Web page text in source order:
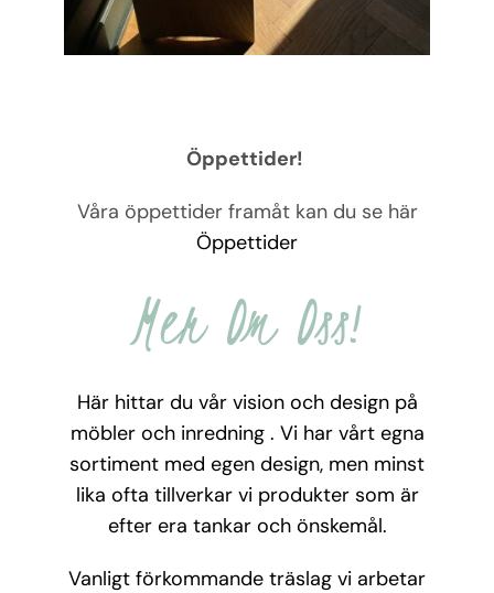
Öppettider!
Våra öppettider framåt kan du se här
Öppettider
Mer Om Oss!
Här hittar du vår vision och design på
möbler och inredning . Vi har vårt egna
sortiment med egen design, men minst
lika ofta tillverkar vi produkter som är
efter era tankar och önskemål.
Vanligt förkommande träslag vi arbetar